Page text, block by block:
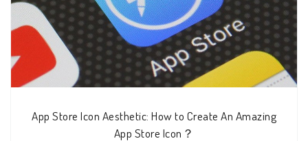
App Store Icon Aesthetic: How to Create An Amazing
App Store Icon？